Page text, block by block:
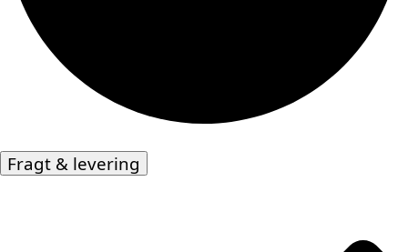
Fragt & levering